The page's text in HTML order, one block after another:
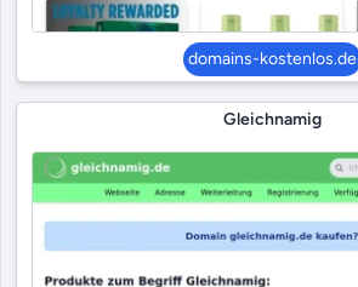
domains-kostenlos.de
Gleichnamig